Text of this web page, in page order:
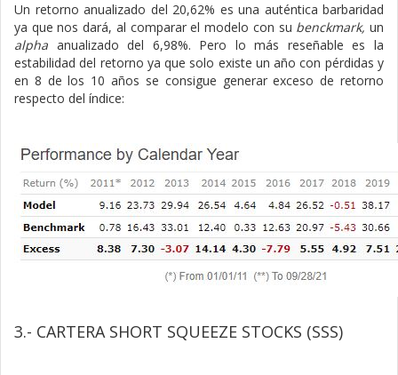
Un retorno anualizado del 20,62% es una auténtica barbaridad
ya que nos dará, al comparar el modelo con su benckmark, un
alpha anualizado del 6,98%. Pero lo más reseñable es la
estabilidad del retorno ya que solo existe un año con pérdidas y
en 8 de los 10 años se consigue generar exceso de retorno
respecto del índice:
3.- CARTERA SHORT SQUEEZE STOCKS (SSS)